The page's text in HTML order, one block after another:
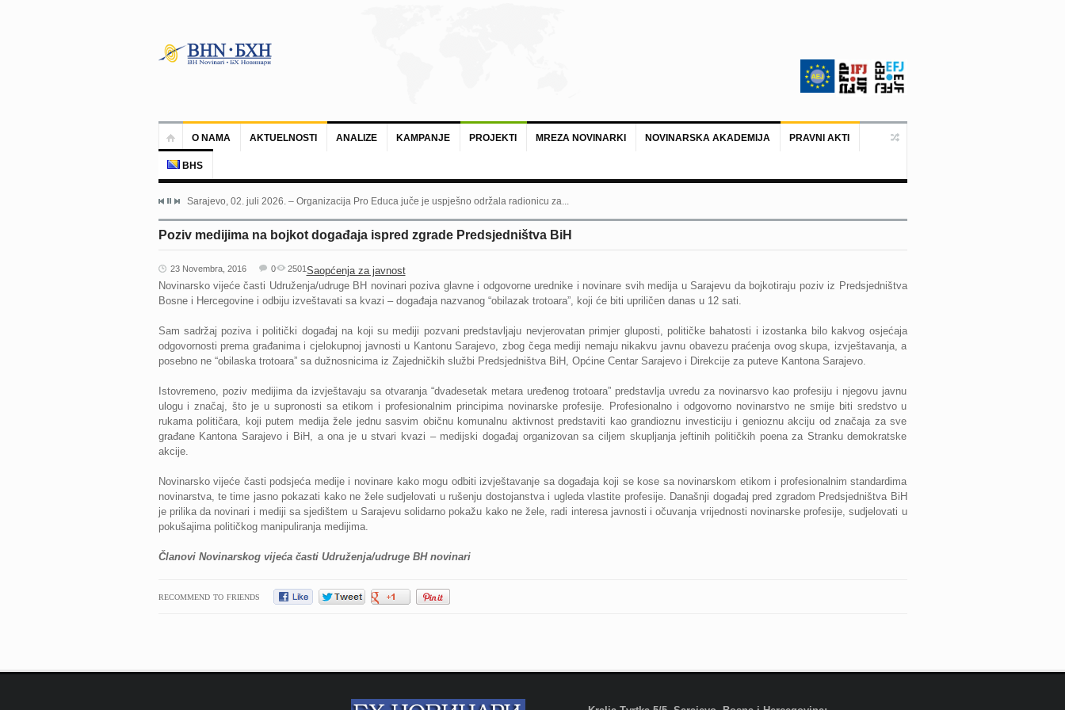
O NAMA AKTUELNOSTI ANALIZE KAMPANJE PROJEKTI MREZA NOVINARKI NOVINARSKA AKADEMIJA PRAVNI AKTI
BHS
Sarajevo, 02. juli 2026. – Organizacija Pro Educa juče je uspješno održala radionicu za...
Poziv medijima na bojkot događaja ispred zgrade Predsjedništva BiH
23 Novembra, 2016 Saopćenja za javnost
0 2501
Novinarsko vijeće časti Udruženja/udruge BH novinari poziva glavne i odgovorne urednike i novinare svih medija u Sarajevu da bojkotiraju poziv iz Predsjedništva
Bosne i Hercegovine i odbiju izveštavati sa kvazi – događaja nazvanog “obilazak trotoara”, koji će biti upriličen danas u 12 sati.
Sam sadržaj poziva i politički događaj na koji su mediji pozvani predstavljaju nevjerovatan primjer gluposti, političke bahatosti i izostanka bilo kakvog osjećaja
odgovornosti prema građanima i cjelokupnoj javnosti u Kantonu Sarajevo, zbog čega mediji nemaju nikakvu javnu obavezu praćenja ovog skupa, izvještavanja, a
posebno ne “obilaska trotoara” sa dužnosnicima iz Zajedničkih službi Predsjedništva BiH, Općine Centar Sarajevo i Direkcije za puteve Kantona Sarajevo.
Istovremeno, poziv medijima da izvještavaju sa otvaranja “dvadesetak metara uređenog trotoara” predstavlja uvredu za novinarsvo kao profesiju i njegovu javnu
ulogu i značaj, što je u supronosti sa etikom i profesionalnim principima novinarske profesije. Profesionalno i odgovorno novinarstvo ne smije biti sredstvo u
rukama političara, koji putem medija žele jednu sasvim običnu komunalnu aktivnost predstaviti kao grandioznu investiciju i genioznu akciju od značaja za sve
građane Kantona Sarajevo i BiH, a ona je u stvari kvazi – medijski događaj organizovan sa ciljem skupljanja jeftinih političkih poena za Stranku demokratske
akcije.
Novinarsko vijeće časti podsjeća medije i novinare kako mogu odbiti izvještavanje sa događaja koji se kose sa novinarskom etikom i profesionalnim standardima
novinarstva, te time jasno pokazati kako ne žele sudjelovati u rušenju dostojanstva i ugleda vlastite profesije. Današnji događaj pred zgradom Predsjedništva BiH
je prilika da novinari i mediji sa sjedištem u Sarajevu solidarno pokažu kako ne žele, radi interesa javnosti i očuvanja vrijednosti novinarske profesije, sudjelovati u
pokušajima političkog manipuliranja medijima.
Članovi Novinarskog vijeća časti Udruženja/udruge BH novinari
RECOMMEND TO FRIENDS